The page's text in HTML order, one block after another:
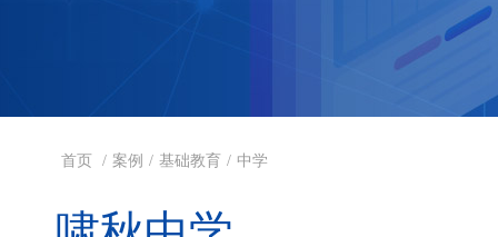
首页 / 案例 / 基础教育 / 中学